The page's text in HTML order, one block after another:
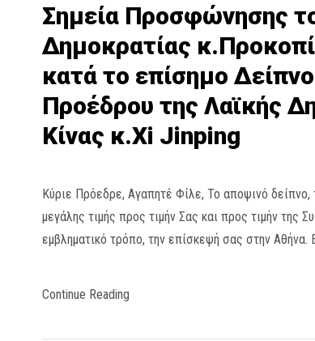
Σημεία Προσφώνησης
Δημοκρατίας
κατά το επίσημο
Προέδρου της Λαϊκής
Κίνας κ.Xi Jinping
Κύριε Πρόεδρε, Αγαπητέ Φίλε, Το αποψινό
μεγάλης τιμής προς τιμήν Σας και προς τιμήν της
εμβληματικό τρόπο, την επίσκεψή σας στην Αθήνα.
Continue Reading